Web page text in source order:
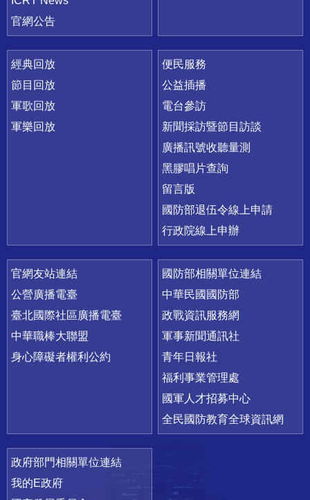
官網公告
經典回放
節目回放
軍歌回放
軍樂回放
便民服務
公益插播
電台參訪
新聞採訪暨節目訪談
廣播訊號收聽量測
黑膠唱片查詢
留言版
國防部退伍令線上申請
行政院線上申辦
官網友站連結
公營廣播電臺
臺北國際社區廣播電臺
中華職棒大聯盟
身心障礙者權利公約
國防部相關單位連結
中華民國國防部
政戰資訊服務網
軍事新聞通訊社
青年日報社
福利事業管理處
國軍人才招募中心
全民國防教育全球資訊網
政府部門相關單位連結
我的E政府